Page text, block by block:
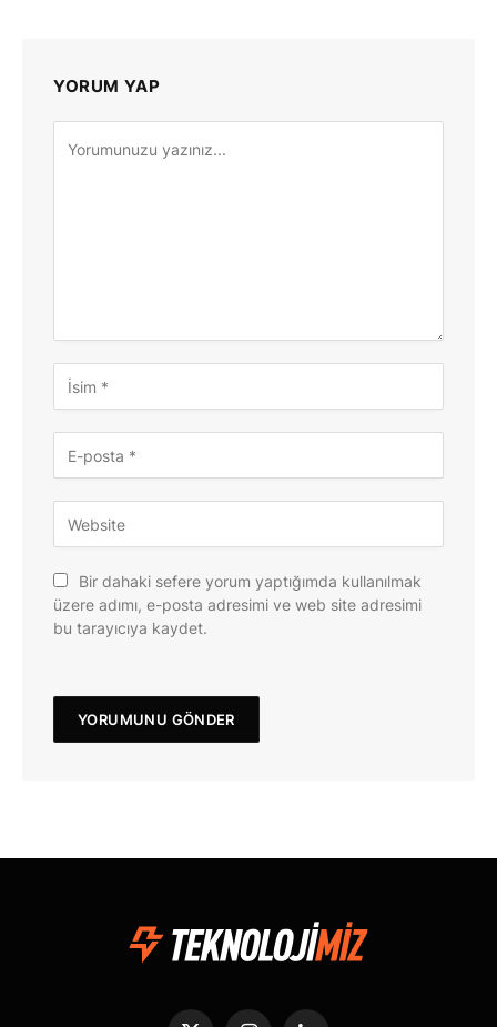
YORUM YAP
Bir dahaki sefere yorum yaptığımda kullanılmak
üzere adımı, e-posta adresimi ve web site adresimi
bu tarayıcıya kaydet.